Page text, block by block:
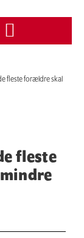
fleste forældre skal
fleste